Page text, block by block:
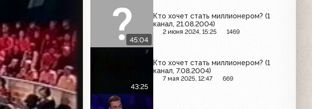
45:04
Кто хочет стать миллионером? (1
канал, 21.08.2004)
2 июня 2024, 15:25 1469
43:25
Кто хочет стать миллионером? (1
канал, 7.08.2004)
7 мая 2025, 12:47 669